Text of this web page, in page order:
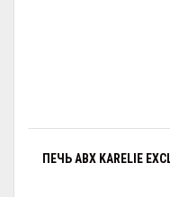
ПЕЧЬ ABX KARELIE